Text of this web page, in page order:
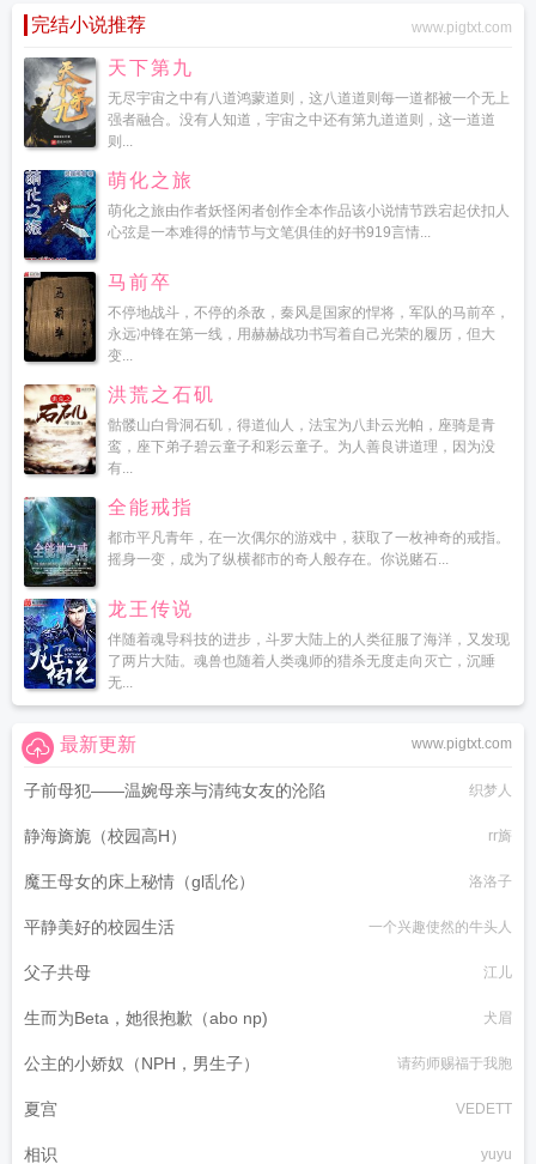
完结小说推荐 www.pigtxt.com
天下第九
无尽宇宙之中有八道鸿蒙道则，这八道道则每一道都被一个无上
强者融合。没有人知道，宇宙之中还有第九道道则，这一道道
则...
萌化之旅
萌化之旅由作者妖怪闲者创作全本作品该小说情节跌宕起伏扣人
心弦是一本难得的情节与文笔俱佳的好书919言情...
马前卒
不停地战斗，不停的杀敌，秦风是国家的悍将，军队的马前卒，
永远冲锋在第一线，用赫赫战功书写着自己光荣的履历，但大
变...
洪荒之石矶
骷髅山白骨洞石矶，得道仙人，法宝为八卦云光帕，座骑是青
鸾，座下弟子碧云童子和彩云童子。为人善良讲道理，因为没
有...
全能戒指
都市平凡青年，在一次偶尔的游戏中，获取了一枚神奇的戒指。
摇身一变，成为了纵横都市的奇人般存在。你说赌石...
龙王传说
伴随着魂导科技的进步，斗罗大陆上的人类征服了海洋，又发现
了两片大陆。魂兽也随着人类魂师的猎杀无度走向灭亡，沉睡
无...
www.pigtxt.com
最新更新
子前母犯——温婉母亲与清纯女友的沦陷 织梦人
静海旖旎（校园高H） rr旖
魔王母女的床上秘情（gl乱伦） 洛洛子
平静美好的校园生活 一个兴趣使然的牛头人
父子共母 江儿
生而为Beta，她很抱歉（abo np) 犬眉
公主的小娇奴（NPH，男生子） 请药师赐福于我胞
夏宫 VEDETT
相识 yuyu